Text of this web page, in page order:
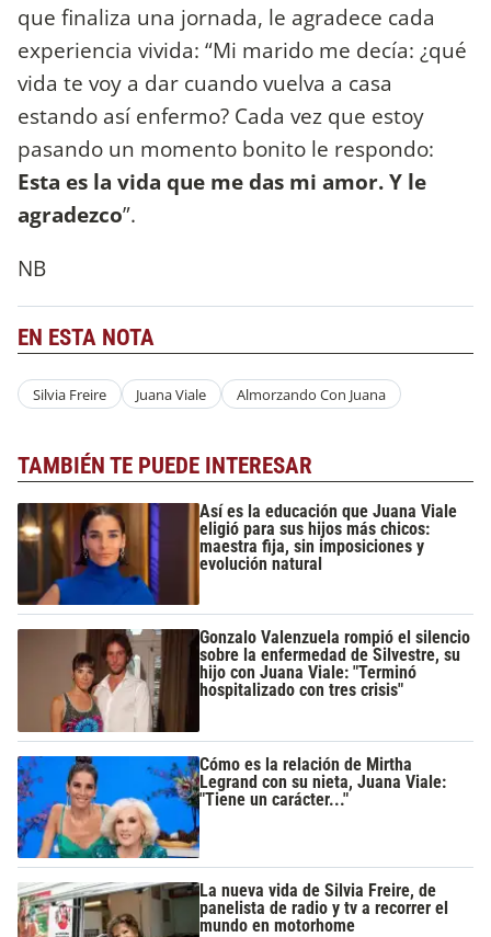
que finaliza una jornada, le agradece cada
experiencia vivida: “Mi marido me decía: ¿qué
vida te voy a dar cuando vuelva a casa
estando así enfermo? Cada vez que estoy
pasando un momento bonito le respondo:
Esta es la vida que me das mi amor. Y le
agradezco”.
NB
EN ESTA NOTA
Silvia Freire Juana Viale Almorzando Con Juana
TAMBIÉN TE PUEDE INTERESAR
Así es la educación que Juana Viale
eligió para sus hijos más chicos:
maestra fija, sin imposiciones y
evolución natural
Gonzalo Valenzuela rompió el silencio
sobre la enfermedad de Silvestre, su
hijo con Juana Viale: "Terminó
hospitalizado con tres crisis"
Cómo es la relación de Mirtha
Legrand con su nieta, Juana Viale:
"Tiene un carácter..."
La nueva vida de Silvia Freire, de
panelista de radio y tv a recorrer el
mundo en motorhome